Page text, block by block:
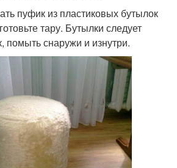
пуфик из пластиковых бутылок
тару. Бутылки следует
помыть снаружи и изнутри.